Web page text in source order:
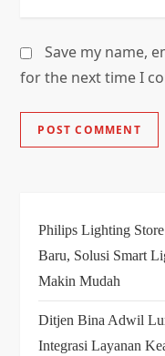
Save my name,
for the next time I
Philips Lighting
Baru, Solusi Smart
Makin Mudah
Ditjen Bina Adwil
Integrasi Layanan